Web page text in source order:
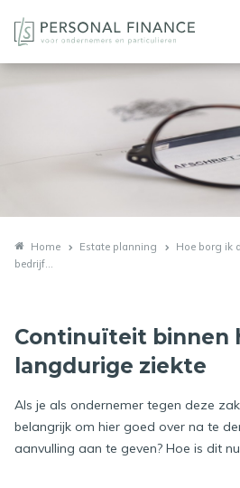
Home Estate planning
Hoe borg ik
bedrijf...
Continuïteit binnen
langdurige ziekte
Als je als ondernemer tegen deze
belangrijk om hier goed over na te
aanvulling aan te geven? Hoe is dit